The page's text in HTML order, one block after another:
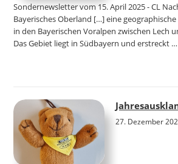
Sondernewsletter vom 15. April 2025 - CL
Bayerisches Oberland […] eine
in den Bayerischen Voralpen zwischen Lech
Das Gebiet liegt in Südbayern und erstreckt …
27. Dezember